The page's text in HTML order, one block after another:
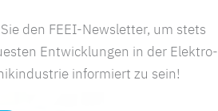
den FEEI-Newsletter, um stets
Entwicklungen in der Elektro-
informiert zu sein!